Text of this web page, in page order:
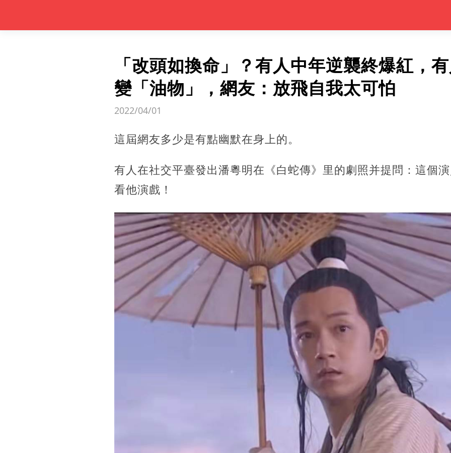
「改頭如換命」？有人中年逆襲終爆紅，
變「油物」，網友：放飛自我太可怕
2022/04/01
這屆網友多少是有點幽默在身上的。
有人在社交平臺發出潘粵明在《白蛇傳》里的劇照并提問：這個
看他演戲！